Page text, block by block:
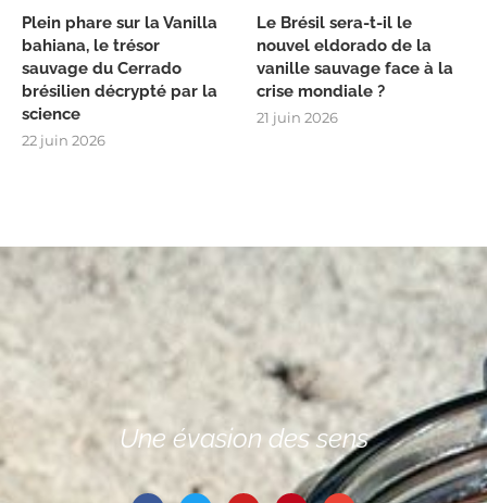
Plein phare sur la Vanilla
bahiana, le trésor
sauvage du Cerrado
brésilien décrypté par la
science
22 juin 2026
Le Brésil sera-t-il le
nouvel eldorado de la
vanille sauvage face à la
crise mondiale ?
21 juin 2026
Une évasion des sens